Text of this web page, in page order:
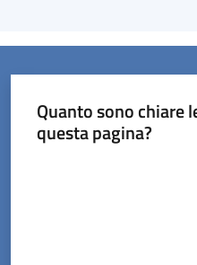
Quanto sono chiare
questa pagina?